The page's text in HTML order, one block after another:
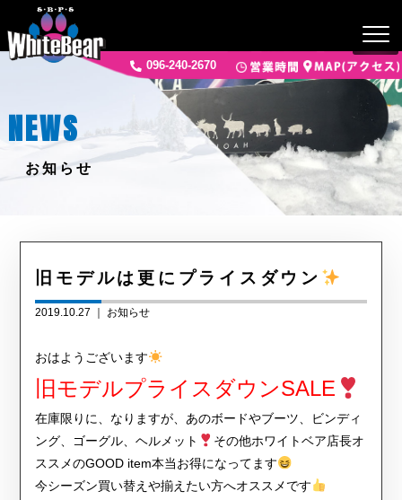
096-240-2670
NEWS
お知らせ
旧モデルは更にプライスダウン
2019.10.27 ｜ お知らせ
おはようございます
旧モデルプライスダウンSALE
在庫限りに、なりますが、あのボードやブーツ、ビンディ
ング、ゴーグル、ヘルメット
その他ホワイトベア店長オ
ススメのGOOD item本当お得になってます
今シーズン買い替えや揃えたい方へオススメです